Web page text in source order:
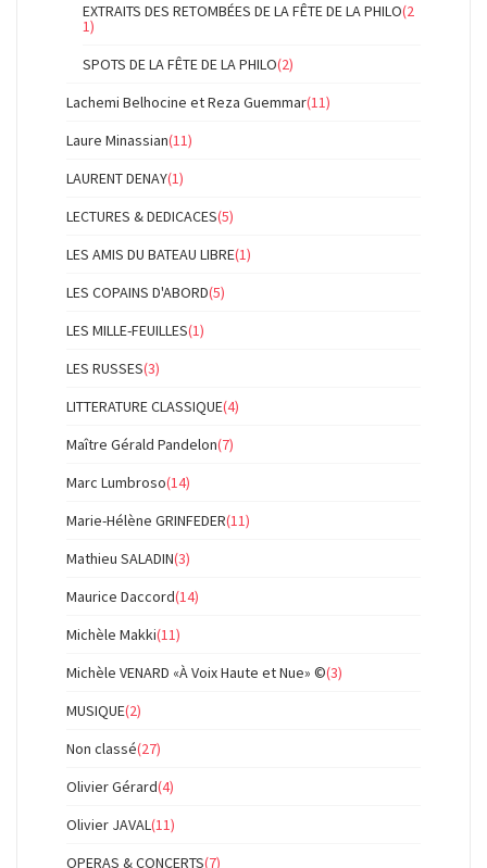
EXTRAITS DES RETOMBÉES DE LA FÊTE DE LA PHILO(2
1)
SPOTS DE LA FÊTE DE LA PHILO(2)
Lachemi Belhocine et Reza Guemmar(11)
Laure Minassian(11)
LAURENT DENAY(1)
LECTURES & DEDICACES(5)
LES AMIS DU BATEAU LIBRE(1)
LES COPAINS D'ABORD(5)
LES MILLE-FEUILLES(1)
LES RUSSES(3)
LITTERATURE CLASSIQUE(4)
Maître Gérald Pandelon(7)
Marc Lumbroso(14)
Marie-Hélène GRINFEDER(11)
Mathieu SALADIN(3)
Maurice Daccord(14)
Michèle Makki(11)
Michèle VENARD «À Voix Haute et Nue» ©(3)
MUSIQUE(2)
Non classé(27)
Olivier Gérard(4)
Olivier JAVAL(11)
OPERAS & CONCERTS(7)